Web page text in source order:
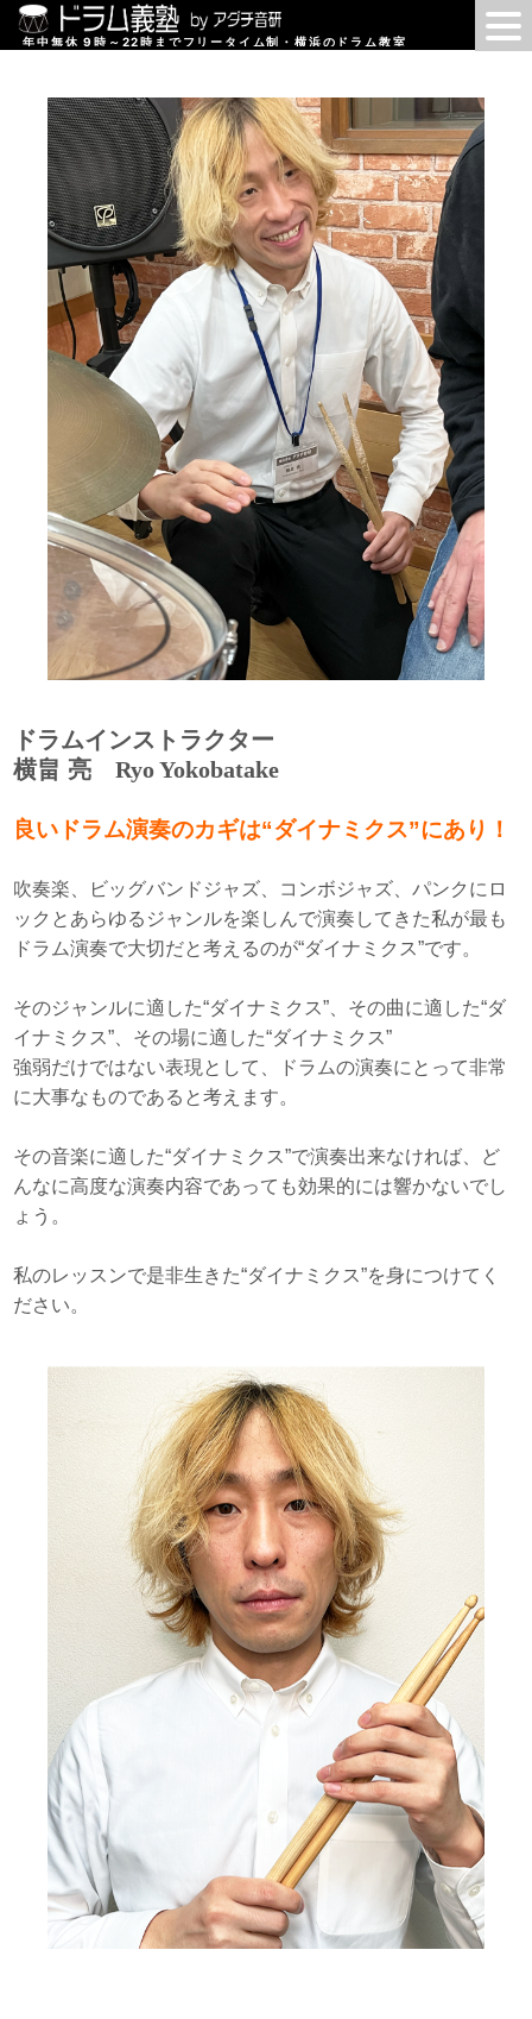
年中無休 9時～22時までフリータイム制・横浜のドラム教室
ドラムインストラクター
横畠 亮Ryo Yokobatake
良いドラム演奏のカギは“ダイナミクス”にあり！
吹奏楽、ビッグバンドジャズ、コンボジャズ、パンクにロ
ックとあらゆるジャンルを楽しんで演奏してきた私が最も
ドラム演奏で大切だと考えるのが“ダイナミクス”です。
そのジャンルに適した“ダイナミクス”、その曲に適した“ダ
イナミクス”、その場に適した“ダイナミクス”
強弱だけではない表現として、ドラムの演奏にとって非常
に大事なものであると考えます。
その音楽に適した“ダイナミクス”で演奏出来なければ、ど
んなに高度な演奏内容であっても効果的には響かないでし
ょう。
私のレッスンで是非生きた“ダイナミクス”を身につけてく
ださい。